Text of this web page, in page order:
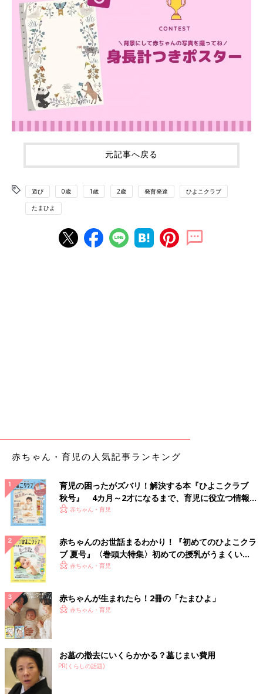
元記事へ戻る
遊び 0歳 1歳 2歳 発育発達 ひよこクラブ
たまひよ
赤ちゃん・育児の人気記事ランキング
育児の困ったがズバリ！解決する本『ひよこクラブ
秋号』 4カ月～2才になるまで、育児に役立つ情報が
いっぱい！
赤ちゃん・育児
赤ちゃんのお世話まるわかり！『初めてのひよこクラ
ブ 夏号』〈巻頭大特集〉初めての授乳がうまくい
く！ おっぱい・ミルクの基本と夏のトラブル 解決テ
赤ちゃん・育児
赤ちゃんが生まれたら！2冊の「たまひよ」
赤ちゃん・育児
お墓の撤去にいくらかかる？墓じまい費用
PR(くらしの話題)